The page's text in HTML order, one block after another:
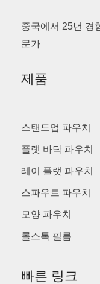
중국에서 25년 경
문가
제품
스탠드업 파우치
플랫 바닥 파우치
레이 플랫 파우치
스파우트 파우치
모양 파우치
롤스톡 필름
빠른 링크